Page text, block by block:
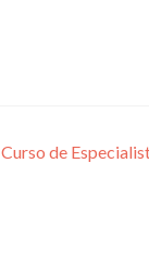
Curso de